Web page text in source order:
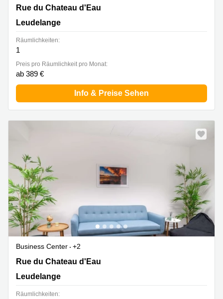
12, Rue du Chateau D'eau, Leudelange
Rue du Chateau d'Eau
Leudelange
Räumlichkeiten:
1
Preis pro Räumlichkeit pro Monat:
ab 389 €
Info & Preise Sehen
Business Center
+2
12, Rue du Chateau D'eau, Leudelange
Rue du Chateau d'Eau
Leudelange
Räumlichkeiten: